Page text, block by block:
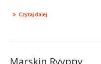
Czytaj dalej
Marskin Ryyppy